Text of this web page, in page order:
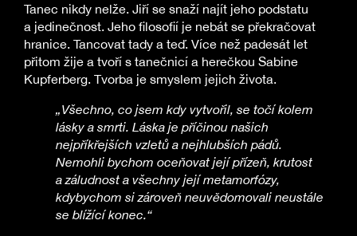
Tanec nikdy nelže. Jiří se snaží najít jeho podstatu
a jedinečnost. Jeho filosofií je nebát se překračovat
hranice. Tancovat tady a teď. Více než padesát let
přitom žije a tvoří s tanečnicí a herečkou Sabine
Kupferberg. Tvorba je smyslem jejich života.
„Všechno, co jsem kdy vytvořil, se točí kolem
lásky a smrti. Láska je příčinou našich
nejpříkřejších vzletů a nejhlubších pádů.
Nemohli bychom oceňovat její přízeň, krutost
a záludnost a všechny její metamorfózy,
kdybychom si zároveň neuvědomovali neustále
se blížící konec.“